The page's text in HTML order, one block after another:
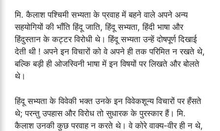
मि. कैलाश पश्चिमी सभ्यता के प्रवाह में बहने वाले अपने अन्य
सहयोगियों की भाँति हिंदू जाति, हिंदू सभ्यता, हिंदी भाषा और
हिंदुस्तान के कट्टर विरोधी थे। हिंदू सभ्यता उन्हें दोषपूर्ण दिखाई
देती थी ! अपने इन विचारों को वे अपने ही तक परिमित न रखते थे,
बल्कि बड़ी ही ओजस्विनी भाषा में इन विषयों पर लिखते और बोलते
थे।
हिंदू सभ्यता के विवेकी भक्त उनके इन विवेकशून्य विचारों पर हँसते
थे; परन्तु उपहास और विरोध तो सुधारक के पुरस्कार हैं। मि.
कैलाश उनकी कुछ परवाह न करते थे। वे कोरे वाक्य-वीर ही न थे,